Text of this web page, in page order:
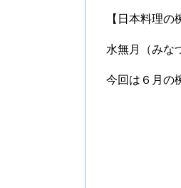
【日本料理の
水無月（みな
今回は６月の